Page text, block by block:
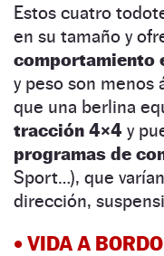
Estos cuatro
en su tamaño y
comportamiento
y peso son menos
que una berlina
tracción 4×4 y
programas de
Sport…), que
dirección,
• VIDA A BORDO